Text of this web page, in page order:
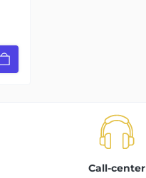
Call-center